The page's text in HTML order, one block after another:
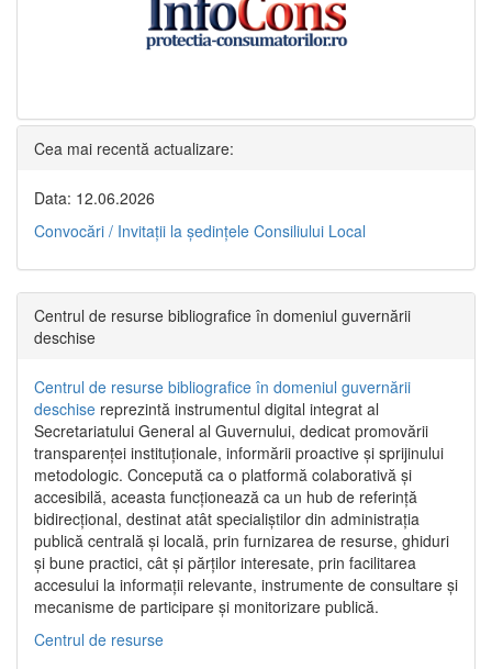
Cea mai recentă actualizare:
Data: 12.06.2026
Convocări / Invitaţii la şedinţele Consiliului Local
Centrul de resurse bibliografice în domeniul guvernării
deschise
Centrul de resurse bibliografice în domeniul guvernării
deschise reprezintă instrumentul digital integrat al
Secretariatului General al Guvernului, dedicat promovării
transparenței instituționale, informării proactive și sprijinului
metodologic. Concepută ca o platformă colaborativă și
accesibilă, aceasta funcționează ca un hub de referință
bidirecțional, destinat atât specialiștilor din administrația
publică centrală și locală, prin furnizarea de resurse, ghiduri
și bune practici, cât și părților interesate, prin facilitarea
accesului la informații relevante, instrumente de consultare și
mecanisme de participare și monitorizare publică.
Centrul de resurse